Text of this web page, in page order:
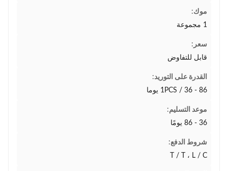
موك:
1 مجموعة
سعر:
قابل للتفاوض
القدرة على التوريد:
1PCS / 36 - 86 يوما
موعد التسليم:
36 - 86 يومًا
شروط الدفع:
T / T ، L / C